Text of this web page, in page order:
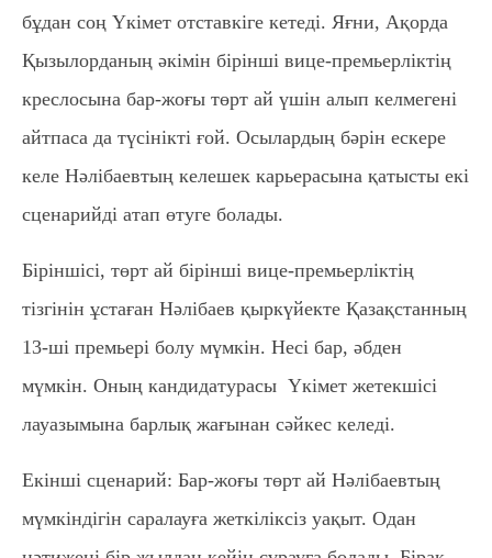
бұдан соң Үкімет отставкіге кетеді. Яғни, Ақорда
Қызылорданың әкімін бірінші вице-премьерліктің
креслосына бар-жоғы төрт ай үшін алып келмегені
айтпаса да түсінікті ғой. Осылардың бәрін ескере
келе Нәлібаевтың келешек карьерасына қатысты екі
сценарийді атап өтуге болады.
Біріншісі, төрт ай бірінші вице-премьерліктің
тізгінін ұстаған Нәлібаев қыркүйекте Қазақстанның
13-ші премьері болу мүмкін. Несі бар, әбден
мүмкін. Оның кандидатурасы Үкімет жетекшісі
лауазымына барлық жағынан сәйкес келеді.
Екінші сценарий: Бар-жоғы төрт ай Нәлібаевтың
мүмкіндігін саралауға жеткіліксіз уақыт. Одан